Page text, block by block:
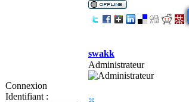
Connexion
Identifiant :
swakk
Administrateur